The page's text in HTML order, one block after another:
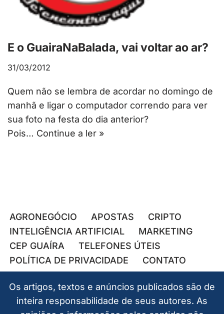
E o GuairaNaBalada, vai voltar ao ar?
31/03/2012
Quem não se lembra de acordar no domingo de
manhã e ligar o computador correndo para ver
sua foto na festa do dia anterior?
Pois… Continue a ler »
AGRONEGÓCIO APOSTAS
CRIPTO
INTELIGÊNCIA ARTIFICIAL
MARKETING
CEP GUAÍRA
TELEFONES ÚTEIS
POLÍTICA DE PRIVACIDADE
CONTATO
Os artigos, textos e anúncios publicados são de
inteira responsabilidade de seus autores. As